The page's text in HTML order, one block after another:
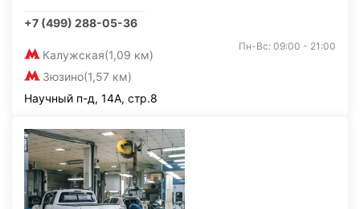
+7 (499) 288-05-36
Калужская(1,09 км)
Зюзино(1,57 км)
Пн-Вс: 09:00 - 21:00
Научный п-д, 14А, стр.8